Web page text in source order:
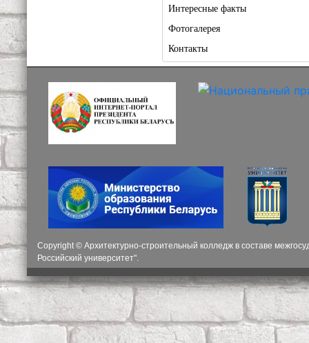
Интересные факты
Фотогалерея
Контакты
Copyright © Архитектурно-строительный колледж в составе
Российский университет".